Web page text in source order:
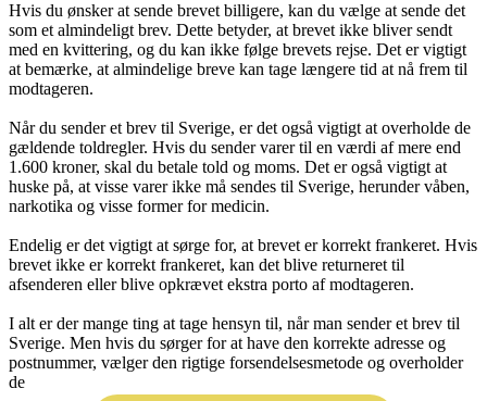
Hvis du ønsker at sende brevet billigere, kan du vælge at sende det
som et almindeligt brev. Dette betyder, at brevet ikke bliver sendt
med en kvittering, og du kan ikke følge brevets rejse. Det er vigtigt
at bemærke, at almindelige breve kan tage længere tid at nå frem til
modtageren.
Når du sender et brev til Sverige, er det også vigtigt at overholde de
gældende toldregler. Hvis du sender varer til en værdi af mere end
1.600 kroner, skal du betale told og moms. Det er også vigtigt at
huske på, at visse varer ikke må sendes til Sverige, herunder våben,
narkotika og visse former for medicin.
Endelig er det vigtigt at sørge for, at brevet er korrekt frankeret. Hvis
brevet ikke er korrekt frankeret, kan det blive returneret til
afsenderen eller blive opkrævet ekstra porto af modtageren.
I alt er der mange ting at tage hensyn til, når man sender et brev til
Sverige. Men hvis du sørger for at have den korrekte adresse og
postnummer, vælger den rigtige forsendelsesmetode og overholder
de